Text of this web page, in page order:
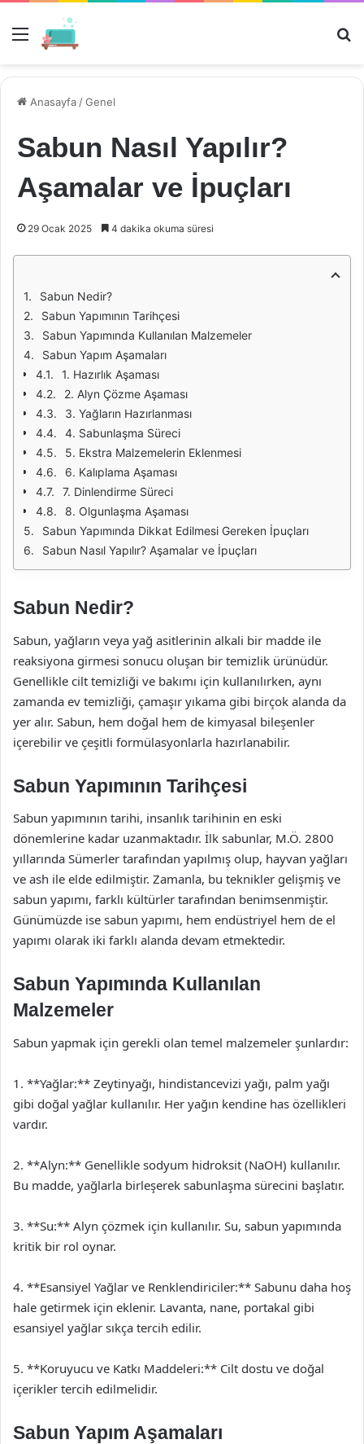
Menü
Anasayfa /Genel
Sabun Nasıl Yapılır?
Aşamalar ve İpuçları
29 Ocak 2025 4 dakika okuma süresi
Sabun Nedir?
Sabun Yapımının Tarihçesi
Sabun Yapımında Kullanılan Malzemeler
Sabun Yapım Aşamaları
1. Hazırlık Aşaması
2. Alyn Çözme Aşaması
3. Yağların Hazırlanması
4. Sabunlaşma Süreci
5. Ekstra Malzemelerin Eklenmesi
6. Kalıplama Aşaması
7. Dinlendirme Süreci
8. Olgunlaşma Aşaması
Sabun Yapımında Dikkat Edilmesi Gereken İpuçları
Sabun Nasıl Yapılır? Aşamalar ve İpuçları
Sabun Nedir?
Sabun, yağların veya yağ asitlerinin alkali bir madde ile
reaksiyona girmesi sonucu oluşan bir temizlik ürünüdür.
Genellikle cilt temizliği ve bakımı için kullanılırken, aynı
zamanda ev temizliği, çamaşır yıkama gibi birçok alanda da
yer alır. Sabun, hem doğal hem de kimyasal bileşenler
içerebilir ve çeşitli formülasyonlarla hazırlanabilir.
Sabun Yapımının Tarihçesi
Sabun yapımının tarihi, insanlık tarihinin en eski
dönemlerine kadar uzanmaktadır. İlk sabunlar, M.Ö. 2800
yıllarında Sümerler tarafından yapılmış olup, hayvan yağları
ve ash ile elde edilmiştir. Zamanla, bu teknikler gelişmiş ve
sabun yapımı, farklı kültürler tarafından benimsenmiştir.
Günümüzde ise sabun yapımı, hem endüstriyel hem de el
yapımı olarak iki farklı alanda devam etmektedir.
Sabun Yapımında Kullanılan
Malzemeler
Sabun yapmak için gerekli olan temel malzemeler şunlardır:
1. **Yağlar:** Zeytinyağı, hindistancevizi yağı, palm yağı
gibi doğal yağlar kullanılır. Her yağın kendine has özellikleri
vardır.
2. **Alyn:** Genellikle sodyum hidroksit (NaOH) kullanılır.
Bu madde, yağlarla birleşerek sabunlaşma sürecini başlatır.
3. **Su:** Alyn çözmek için kullanılır. Su, sabun yapımında
kritik bir rol oynar.
4. **Esansiyel Yağlar ve Renklendiriciler:** Sabunu daha hoş
hale getirmek için eklenir. Lavanta, nane, portakal gibi
esansiyel yağlar sıkça tercih edilir.
5. **Koruyucu ve Katkı Maddeleri:** Cilt dostu ve doğal
içerikler tercih edilmelidir.
Sabun Yapım Aşamaları